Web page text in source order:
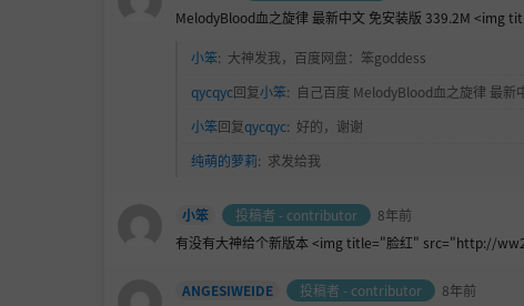
MelodyBlood血之旋律 最新中文 免安装版 339.2M
小笨: 大神发我，百度网盘：笨goddess
qycqyc回复小笨: 自己百度 MelodyBlood血之旋律 最新
小笨回复qycqyc: 好的，谢谢
纯萌的萝莉: 求发给我
小笨 投稿者 - contributor
8年前
有没有大神给个新版本 <img title="脸红" src="http://
ANGESIWEIDE 投稿者 - contributor
8年前